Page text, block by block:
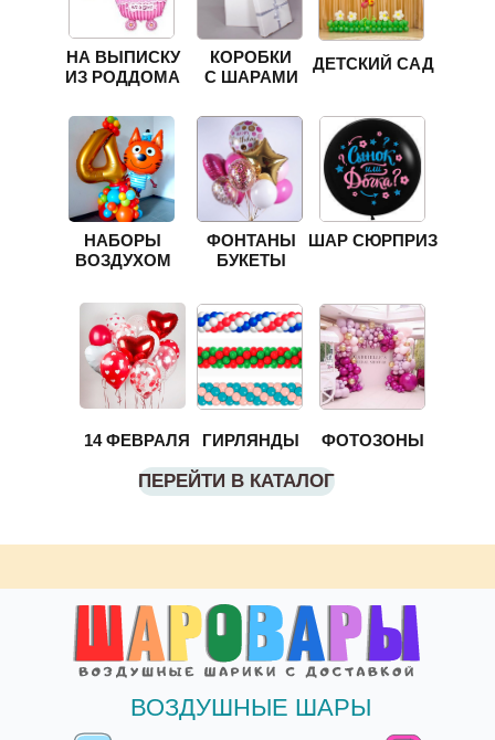
ФОНТАНЫ
БУКЕТЫ
НА ВЫПИСКУ
ИЗ РОДДОМА
ШАР СЮРПРИЗ
ГИРЛЯНДЫ
ПЕРЕЙТИ В КАТАЛОГ
ФОТОЗОНЫ
КОРОБКИ
С ШАРАМИ
14 ФЕВРАЛЯ
НАБОРЫ
ВОЗДУХОМ
ДЕТСКИЙ САД
ВОЗДУШНЫЕ ШАРЫ